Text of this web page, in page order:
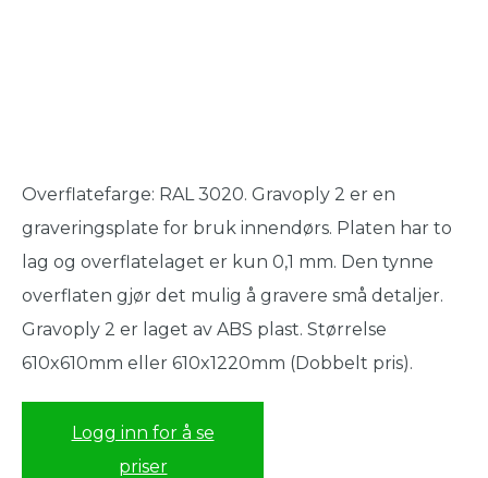
Overflatefarge: RAL 3020. Gravoply 2 er en
graveringsplate for bruk innendørs. Platen har to
lag og overflatelaget er kun 0,1 mm. Den tynne
overflaten gjør det mulig å gravere små detaljer.
Gravoply 2 er laget av ABS plast. Størrelse
610x610mm eller 610x1220mm (Dobbelt pris).
Logg inn for å se
priser